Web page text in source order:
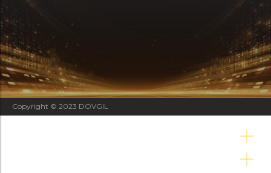
Copyright © 2023 DOVGIL